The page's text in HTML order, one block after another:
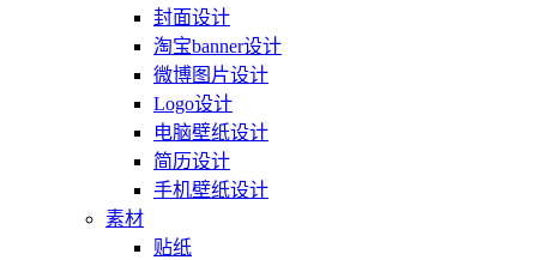
封面设计
淘宝banner设计
微博图片设计
Logo设计
电脑壁纸设计
简历设计
手机壁纸设计
素材
贴纸